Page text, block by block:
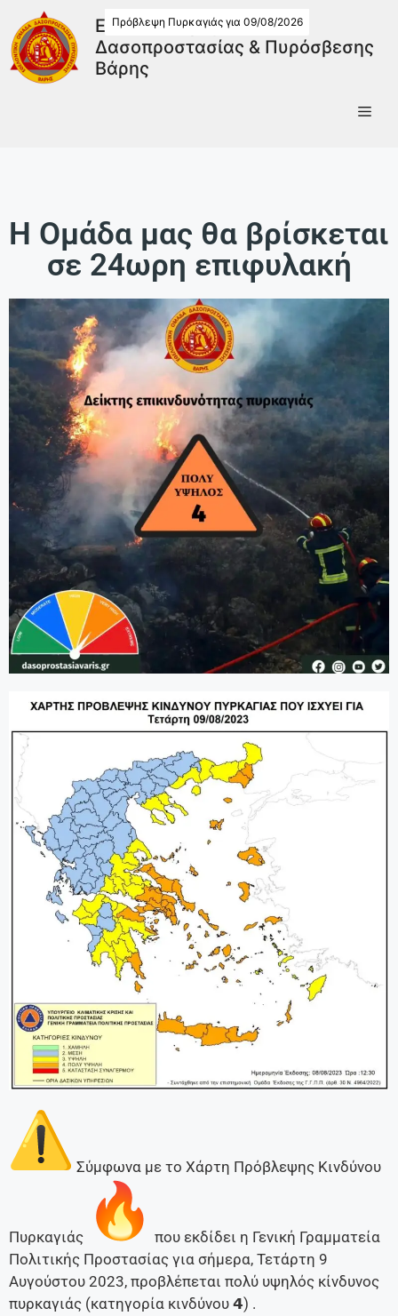
Εθελοντική Ομάδα
Δασοπροστασίας & Πυρόσβεσης
Βάρης
Πρόβλεψη Πυρκαγιάς για 09/08/2026
Η Ομάδα μας θα βρίσκεται
σε 24ωρη επιφυλακή
Σύμφωνα με το Χάρτη Πρόβλεψης Κινδύνου
Πυρκαγιάς
που εκδίδει η Γενική Γραμματεία
Πολιτικής Προστασίας για σήμερα, Τετάρτη 9
Αυγούστου 2023, προβλέπεται πολύ υψηλός κίνδυνος
πυρκαγιάς (κατηγορία κινδύνου 𝟰) .